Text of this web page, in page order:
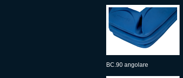
BC.90 angolare